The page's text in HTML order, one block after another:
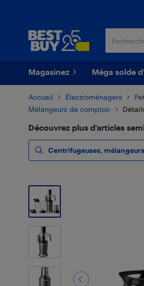
Magasinez Méga solde
Accueil Électroménagers
Mélangeurs de comptoir
Découvrez plus d’articles
Centrifugeuses,